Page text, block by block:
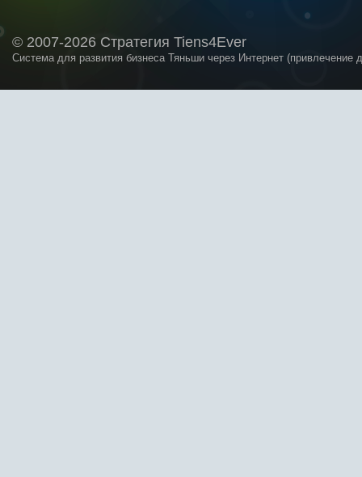
© 2007-2026 Стратегия Tiens4Ever
Система для развития бизнеса Тяньши через Интернет (привлечение